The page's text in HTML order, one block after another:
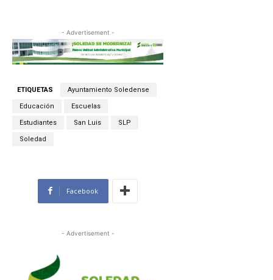
- Advertisement -
ETIQUETAS Ayuntamiento Soledense
Educación Escuelas
Estudiantes San Luis SLP
Soledad
Facebook
- Advertisement -